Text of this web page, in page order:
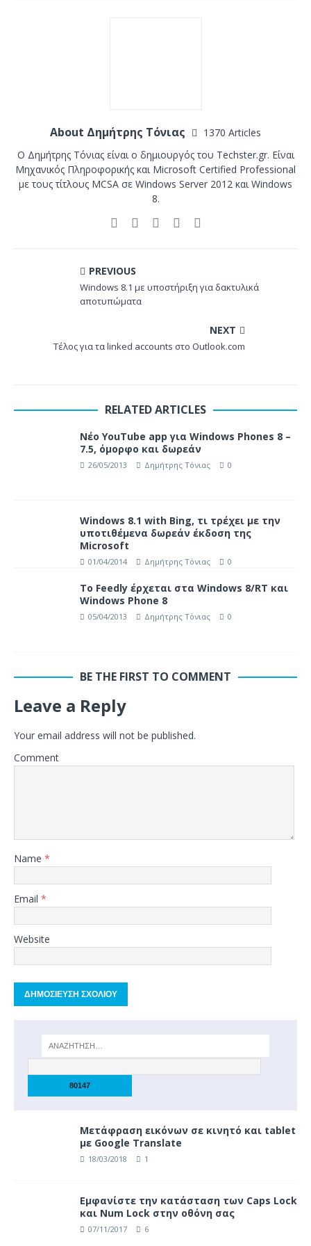
About Δημήτρης Τόνιας
1370 Articles
Ο Δημήτρης Τόνιας είναι ο δημιουργός του Techster.gr. Είναι
Μηχανικός Πληροφορικής και Microsoft Certified Professional
με τους τίτλους MCSA σε Windows Server 2012 και Windows
8.
PREVIOUS
Windows 8.1 με υποστήριξη για δακτυλικά
αποτυπώματα
NEXT
Τέλος για τα linked accounts στο Outlook.com
RELATED ARTICLES
Νέο YouTube app για Windows Phones 8 –
7.5, όμορφο και δωρεάν
26/05/2013 Δημήτρης Τόνιας 0
Windows 8.1 with Bing, τι τρέχει με την
υποτιθέμενα δωρεάν έκδοση της
Microsoft
01/04/2014 Δημήτρης Τόνιας 0
Το Feedly έρχεται στα Windows 8/RT και
Windows Phone 8
05/04/2013 Δημήτρης Τόνιας 0
BE THE FIRST TO COMMENT
Leave a Reply
Your email address will not be published.
Comment
Name *
Email *
Website
Μετάφραση εικόνων σε κινητό και tablet
με Google Translate
18/03/2018 1
Eμφανίστε την κατάσταση των Caps Lock
και Num Lock στην οθόνη σας
07/11/2017 6